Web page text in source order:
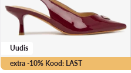
extra -10% Kood: LAST
Uudis